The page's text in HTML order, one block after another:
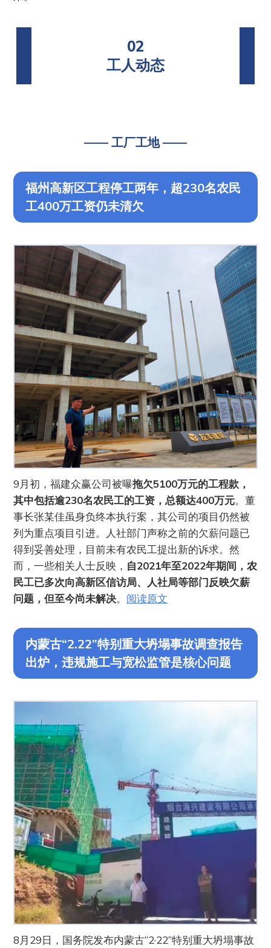
02
工人动态
—— 工厂工地 ——
福州高新区工程停工两年，超230名农民
工400万工资仍未清欠
9月初，福建众赢公司被曝拖欠5100万元的工程款，
其中包括逾230名农民工的工资，总额达400万元。董
事长张某佳虽身负终本执行案，其公司的项目仍然被
列为重点项目引进。人社部门声称之前的欠薪问题已
得到妥善处理，目前未有农民工提出新的诉求。然
而，一些相关人士反映， 自2021年至2022年期间，农
民工已多次向高新区信访局、人社局等部门反映欠薪
问题，但至今尚未解决。 阅读原文
内蒙古“2.22”特别重大坍塌事故调查报告
出炉，违规施工与宽松监管是核心问题
8月29日，国务院发布内蒙古“2·22”特别重大坍塌事故